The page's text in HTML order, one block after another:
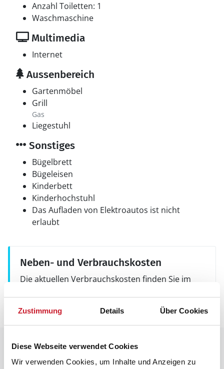
Zustimmung Details Über Cookies
Diese Webseite verwendet Cookies
Wir verwenden Cookies, um Inhalte und Anzeigen zu
Anzahl Toiletten: 1
Waschmaschine
Multimedia
Internet
Aussenbereich
Gartenmöbel
Grill
Gas
Liegestuhl
Sonstiges
Bügelbrett
Bügeleisen
Kinderbett
Kinderhochstuhl
Das Aufladen von Elektroautos ist nicht
erlaubt
Neben- und Verbrauchskosten
Die aktuellen Verbrauchskosten finden Sie im
Raumaufteilung